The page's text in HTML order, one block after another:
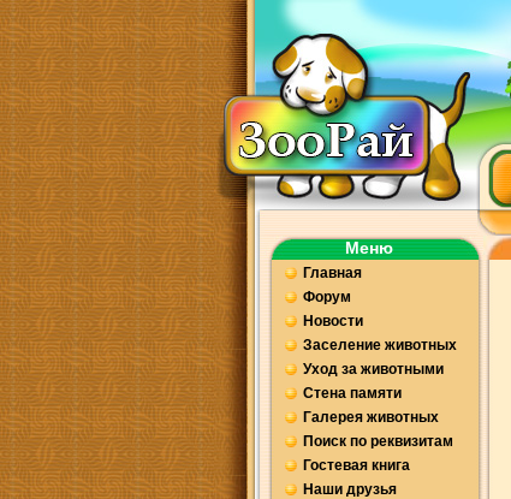
Меню
Главная
Форум
Новости
Заселение животных
Уход за животными
Стена памяти
Галерея животных
Поиск по реквизитам
Гостевая книга
Наши друзья